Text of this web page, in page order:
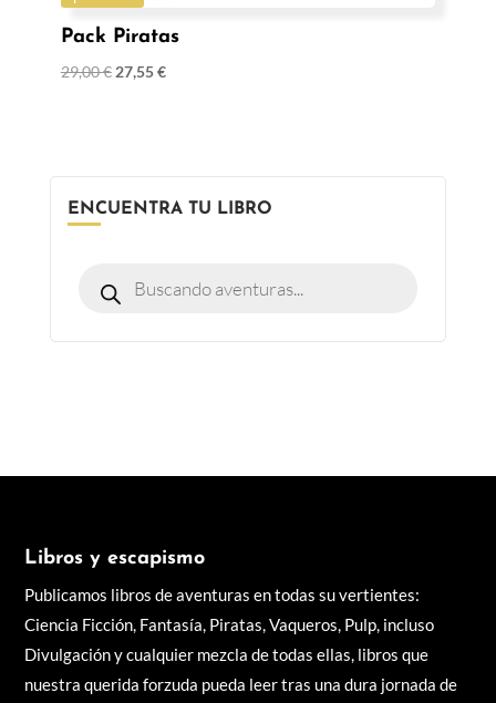
Pack Piratas
29,00€ 27,55€
ENCUENTRA TU LIBRO
Libros y escapismo
Publicamos libros de aventuras en todas su vertientes:
Ciencia Ficción, Fantasía, Piratas, Vaqueros, Pulp, incluso
Divulgación y cualquier mezcla de todas ellas, libros que
nuestra querida forzuda pueda leer tras una dura jornada de